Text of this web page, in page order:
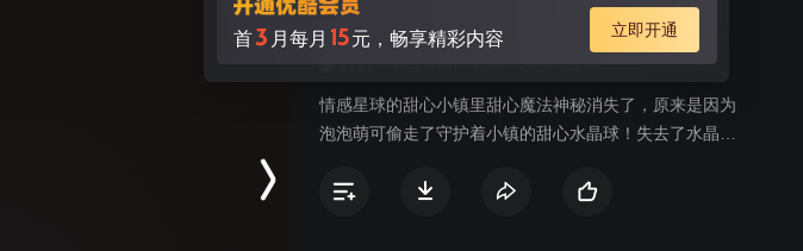
奇妙萌可之魔法甜心 简介
冒险 友情 魔法
情感星球的甜心小镇里甜心魔法神秘消失了，原来是因为
泡泡萌可偷走了守护着小镇的甜心水晶球！失去了水晶球
了夏妮镇。皇室萌可、闪闪萌可、绵绵萌可、软软萌可为